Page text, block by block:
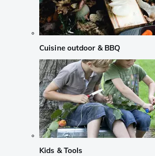
Cuisine outdoor & BBQ
Kids & Tools